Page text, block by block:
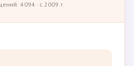
4094 · с 2009 г.